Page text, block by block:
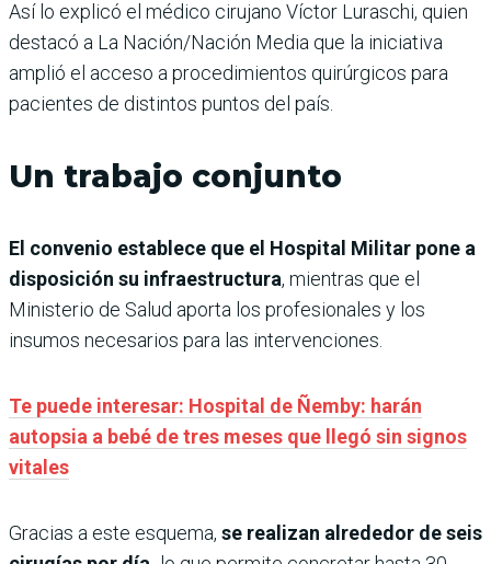
Así lo explicó el médico cirujano Víctor Luraschi, quien
destacó a La Nación/Nación Media que la iniciativa
amplió el acceso a procedimientos quirúrgicos para
pacientes de distintos puntos del país.
Un trabajo conjunto
El convenio establece que el Hospital Militar pone a
disposición su infraestructura, mientras que el
Ministerio de Salud aporta los profesionales y los
insumos necesarios para las intervenciones.
Te puede interesar: Hospital de Ñemby: harán
autopsia a bebé de tres meses que llegó sin signos
vitales
Gracias a este esquema, se realizan alrededor de seis